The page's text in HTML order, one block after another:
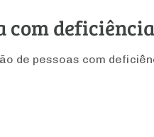
com
de pessoas com